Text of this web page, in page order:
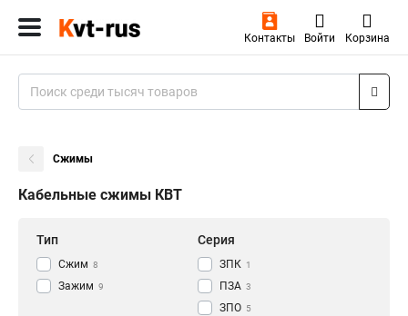
Контакты Войти Корзина
Сжимы
Кабельные сжимы КВТ
Тип
Сжим 8
Зажим 9
Серия
ЗПК 1
ПЗА 3
ЗПО 5